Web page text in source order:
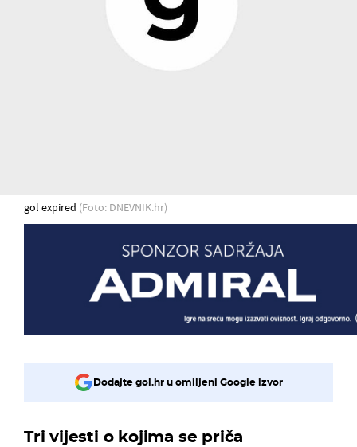
gol expired (Foto: DNEVNIK.hr)
Dodajte gol.hr u omiljeni Google izvor
Tri vijesti o kojima se priča